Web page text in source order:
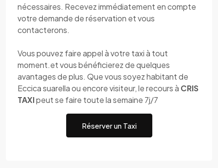
nécessaires. Recevez immédiatement en compte
votre demande de réservation et vous
contacterons.
Vous pouvez faire appel à votre taxi à tout
moment.et vous bénéficierez de quelques
avantages de plus. Que vous soyez habitant de
Eccica suarella ou encore visiteur, le recours à CRIS
TAXIpeut se faire toute la semaine 7j/7
Réserver un Taxi